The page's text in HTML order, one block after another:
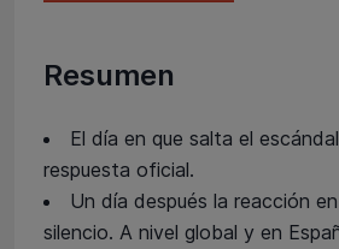
Resumen
El día en que salta el
respuesta oficial.
Un día después la reacción
silencio. A nivel global y en